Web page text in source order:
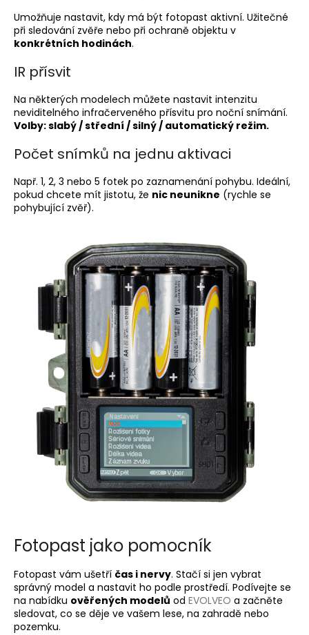
Umožňuje nastavit, kdy má být fotopast aktivní. Užitečné
při sledování zvěře nebo při ochraně objektu v
konkrétních hodinách.
IR přísvit
Na některých modelech můžete nastavit intenzitu
neviditelného infračerveného přísvitu pro noční snímání.
Volby: slabý / střední / silný / automatický režim.
Počet snímků na jednu aktivaci
Např. 1, 2, 3 nebo 5 fotek po zaznamenání pohybu. Ideální,
pokud chcete mít jistotu, že nic neunikne (rychle se
pohybující zvěř).
Fotopast jako pomocník
Fotopast vám ušetří čas i nervy. Stačí si jen vybrat
správný model a nastavit ho podle prostředí. Podívejte se
na nabídku ověřených modelů od EVOLVEO a začněte
sledovat, co se děje ve vašem lese, na zahradě nebo
pozemku.